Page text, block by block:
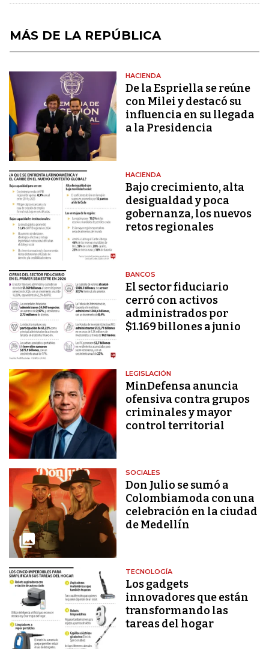
MÁS DE LA REPÚBLICA
HACIENDA
De la Espriella se reúne
con Milei y destacó su
influencia en su llegada
a la Presidencia
HACIENDA
Bajo crecimiento, alta
desigualdad y poca
gobernanza, los nuevos
retos regionales
BANCOS
El sector fiduciario
cerró con activos
administrados por
$1.169 billones a junio
LEGISLACIÓN
MinDefensa anuncia
ofensiva contra grupos
criminales y mayor
control territorial
SOCIALES
Don Julio se sumó a
Colombiamoda con una
celebración en la ciudad
de Medellín
TECNOLOGÍA
Los gadgets
innovadores que están
transformando las
tareas del hogar